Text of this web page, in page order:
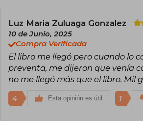
latinoamericana. A ella
muchos, todos los
internacionales. Su obra
cuarenta idiomas y ha
millones de ejemplares,
vendida en lengua
Ha recibido más de
internacionales, entre
de Literatura de Chile en
Luz Maria Zuluaga Gonzalez
10 de Junio, 2025
Compra Verificada
El libro me llegó pero cuando lo
preventa, me dijeron que venía
no me llegó más que el libro. Mil
4 Esta opinión es útil 1